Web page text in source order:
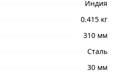
Индия
0.415 кг
310 мм
Сталь
30 мм